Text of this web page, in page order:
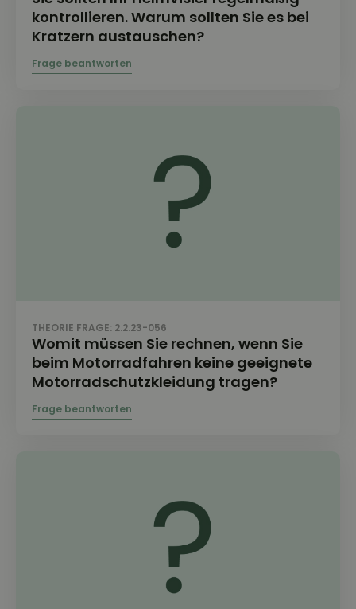
kontrollieren. Warum sollten Sie es bei
Kratzern austauschen?
THEORIE FRAGE: 2.2.23-056
Womit müssen Sie rechnen, wenn Sie
beim Motorradfahren keine geeignete
Motorradschutzkleidung tragen?